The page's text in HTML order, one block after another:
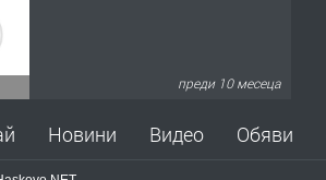
преди 10 месеца
Продава употребявани
Новини Видео Обяви